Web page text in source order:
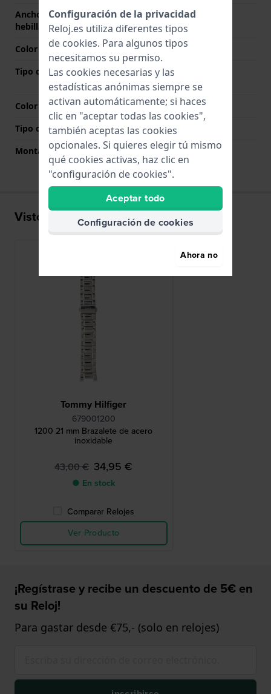
Ancho de correa en la
hebilla
18 mm
Color de correa
Plateado
Tipo de cierre
Cierre desplegable con
botones pulsadores
Color del cierre
Plateado
Tipo de montaje
Pasadores de resorte
Montaje Recto
No
Visto recientemente
Tommy Hilfiger
679001200
1200 21 mm Brazalete de acero
inoxidable
43,00 € 34,95 €
● En stock
Comparar Relojes
Ver Producto
¡Regístrase y recibe un descuento de 5€ en
su Reloj!
Para gastar desde €75,- (solo en relojes)
Configuración de la privacidad
Reloj.es utiliza diferentes tipos
de cookies. Para algunos tipos
necesitamos su permiso.
Las cookies necesarias y las
estadísticas anónimas siempre se
activan automáticamente; si haces
clic en "aceptar todas las cookies",
también aceptas las cookies
opcionales. Si quieres elegir tú mismo
qué cookies activas, haz clic en
"configuración de cookies".
Aceptar todo
Configuración de cookies
Ahora no